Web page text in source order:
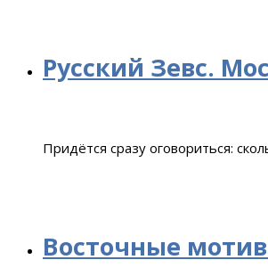
Русский Зевс.
Придётся сразу оговориться:
Восточные